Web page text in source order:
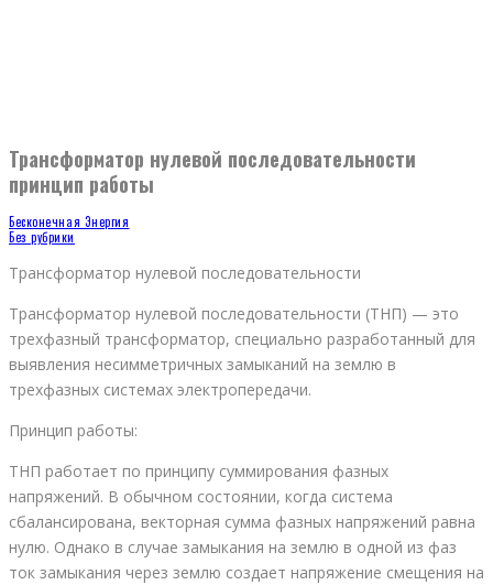
Трансформатор нулевой последовательности
принцип работы
Бесконечная Энергия
Без рубрики
Трансформатор нулевой последовательности
Трансформатор нулевой последовательности (ТНП) — это
трехфазный трансформатор, специально разработанный для
выявления несимметричных замыканий на землю в
трехфазных системах электропередачи.
Принцип работы:
ТНП работает по принципу суммирования фазных
напряжений. В обычном состоянии, когда система
сбалансирована, векторная сумма фазных напряжений равна
нулю. Однако в случае замыкания на землю в одной из фаз
ток замыкания через землю создает напряжение смещения на